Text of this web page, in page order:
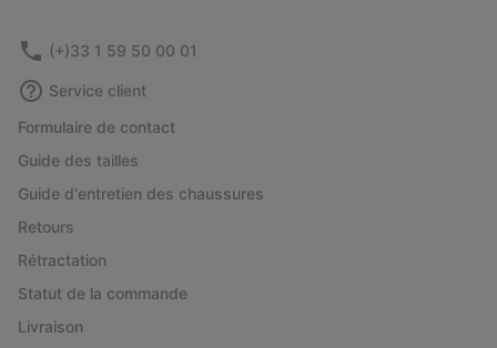
(+)33 1 59 50 00 01
Service client
Formulaire de contact
Guide des tailles
Guide d'entretien des chaussures
Retours
Rétractation
Statut de la commande
Livraison